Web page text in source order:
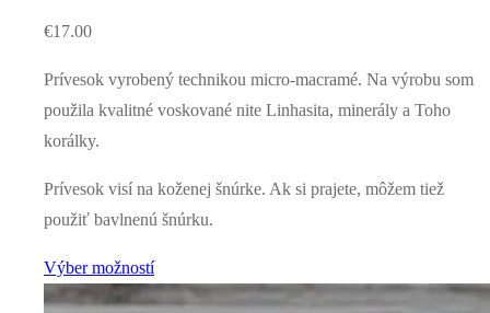
€17.00
Prívesok vyrobený technikou micro-macramé. Na výrobu som
použila kvalitné voskované nite Linhasita, minerály a Toho
korálky.
Prívesok visí na koženej šnúrke. Ak si prajete, môžem tiež
použiť bavlnenú šnúrku.
Výber možností